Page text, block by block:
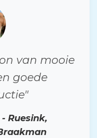
van mooie
goede
Ruesink,